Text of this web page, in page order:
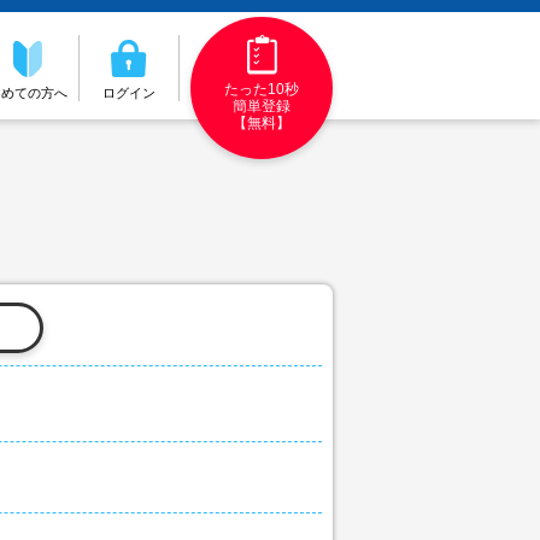
ての方へ ログイン
たった10秒
簡単登録
【無料】